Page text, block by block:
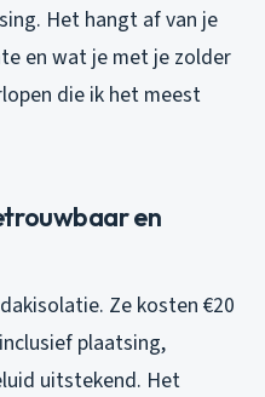
Het hangt af van je
en wat je met je zolder
die ik het meest
en
Ze kosten €20
plaatsing,
uitstekend. Het